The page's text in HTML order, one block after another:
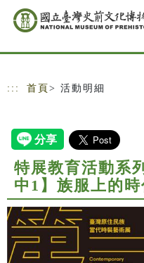
跳到主要內容
網站導覽
::: 首頁 > 活動明細
特展教育活動系
中1】族服上的